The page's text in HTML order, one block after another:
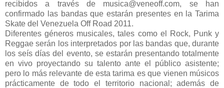
recibidos a través de musica@veneoff.com, se han
confirmado las bandas que estarán presentes en la Tarima
Skate del Venezuela Off Road 2011.
Diferentes géneros musicales, tales como el Rock, Punk y
Reggae serán los interpretados por las bandas que, durante
los seís días del evento, se estarán presentando totalmente
en vivo proyectando su talento ante el público asistente;
pero lo más relevante de esta tarima es que vienen músicos
prácticamente de todo el territorio nacional; además de